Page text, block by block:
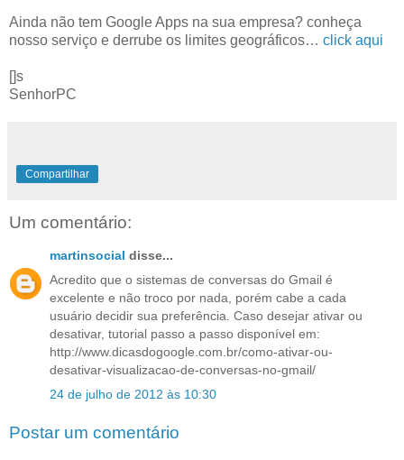
Ainda não tem Google Apps na sua empresa? conheça
nosso serviço e derrube os limites geográficos… click aqui
[]s
SenhorPC
Compartilhar
Um comentário:
martinsocial disse...
Acredito que o sistemas de conversas do Gmail é
excelente e não troco por nada, porém cabe a cada
usuário decidir sua preferência. Caso desejar ativar ou
desativar, tutorial passo a passo disponível em:
http://www.dicasdogoogle.com.br/como-ativar-ou-
desativar-visualizacao-de-conversas-no-gmail/
24 de julho de 2012 às 10:30
Postar um comentário